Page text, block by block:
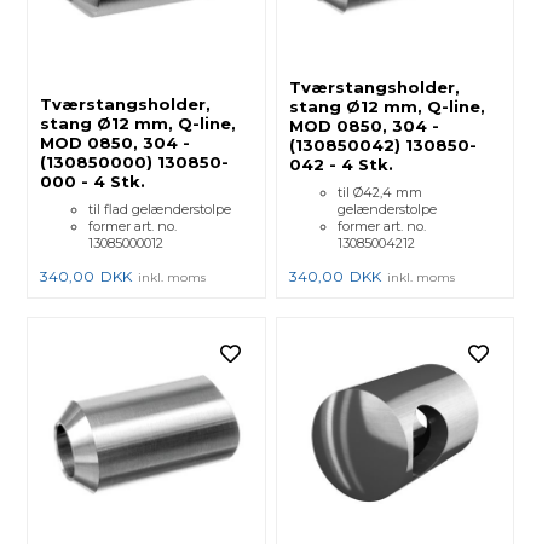
Tværstangsholder,
stang Ø12 mm, Q-line,
MOD 0850, 304 -
(130850000) 130850-
000 - 4 Stk.
til flad gelænderstolpe
former art. no.
13085000012
340,00 DKK inkl. moms
Tværstangsholder,
stang Ø12 mm, Q-line,
MOD 0850, 304 -
(130850042) 130850-
042 - 4 Stk.
til Ø42,4 mm
gelænderstolpe
former art. no.
13085004212
340,00 DKK inkl. moms